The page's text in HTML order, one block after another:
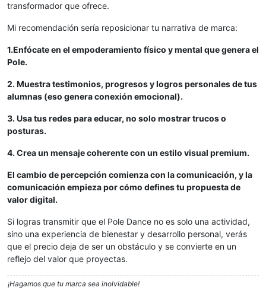
transformador que ofrece.
Mi recomendación sería reposicionar tu narrativa de marca:
1.Enfócate en el empoderamiento físico y mental que genera el
Pole.
2. Muestra testimonios, progresos y logros personales de tus
alumnas (eso genera conexión emocional).
3. Usa tus redes para educar, no solo mostrar trucos o
posturas.
4. Crea un mensaje coherente con un estilo visual premium.
El cambio de percepción comienza con la comunicación, y la
comunicación empieza por cómo defines tu propuesta de
valor digital.
Si logras transmitir que el Pole Dance no es solo una actividad,
sino una experiencia de bienestar y desarrollo personal, verás
que el precio deja de ser un obstáculo y se convierte en un
reflejo del valor que proyectas.
¡Hagamos que tu marca sea inolvidable!